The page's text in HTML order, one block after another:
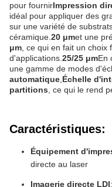
pour fournirImpression
idéal pour appliquer des
sur une variété de
céramique. 20 μmet une
μm , ce qui en fait un
d'applications. 25/25 μmEn
une gamme de modes
automatique Échelle
partitions , ce qui le rend
Caractéristiques:
Équipement
directe au laser
Imagerie directe LDI